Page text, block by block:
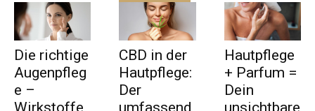
Die richtige
Augenpfleg
e –
Wirkstoffe,
CBD in der
Hautpflege:
Der
umfassend
Hautpflege
+ Parfum =
Dein
unsichtbare